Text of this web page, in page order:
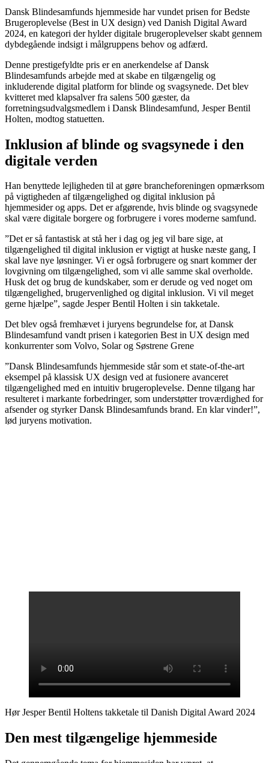
Dansk Blindesamfunds hjemmeside har vundet prisen for Bedste
Brugeroplevelse (Best in UX design) ved Danish Digital Award
2024, en kategori der hylder digitale brugeroplevelser skabt gennem
dybdegående indsigt i målgruppens behov og adfærd.
Denne prestigefyldte pris er en anerkendelse af Dansk
Blindesamfunds arbejde med at skabe en tilgængelig og
inkluderende digital platform for blinde og svagsynede. Det blev
kvitteret med klapsalver fra salens 500 gæster, da
forretningsudvalgsmedlem i Dansk Blindesamfund, Jesper Bentil
Holten, modtog statuetten.
Inklusion af blinde og svagsynede i den
digitale verden
Han benyttede lejligheden til at gøre brancheforeningen opmærksom
på vigtigheden af tilgængelighed og digital inklusion på
hjemmesider og apps. Det er afgørende, hvis blinde og svagsynede
skal være digitale borgere og forbrugere i vores moderne samfund.
”Det er så fantastisk at stå her i dag og jeg vil bare sige, at
tilgængelighed til digital inklusion er vigtigt at huske næste gang, I
skal lave nye løsninger. Vi er også forbrugere og snart kommer der
lovgivning om tilgængelighed, som vi alle samme skal overholde.
Husk det og brug de kundskaber, som er derude og ved noget om
tilgængelighed, brugervenlighed og digital inklusion. Vi vil meget
gerne hjælpe”, sagde Jesper Bentil Holten i sin takketale.
Det blev også fremhævet i juryens begrundelse for, at Dansk
Blindesamfund vandt prisen i kategorien Best in UX design med
konkurrenter som Volvo, Solar og Søstrene Grene
”Dansk Blindesamfunds hjemmeside står som et state-of-the-art
eksempel på klassisk UX design ved at fusionere avanceret
tilgængelighed med en intuitiv brugeroplevelse. Denne tilgang har
resulteret i markante forbedringer, som understøtter troværdighed for
afsender og styrker Dansk Blindesamfunds brand. En klar vinder!”,
lød juryens motivation.
Hør Jesper Bentil Holtens takketale til Danish Digital Award 2024
Den mest tilgængelige hjemmeside